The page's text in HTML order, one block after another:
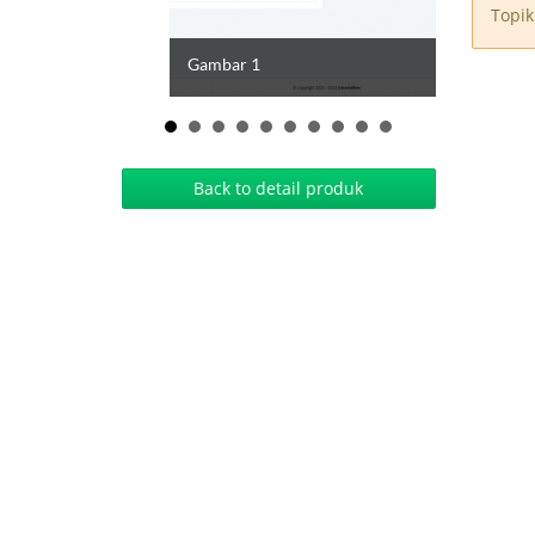
Gambar 1
Back to detail produk